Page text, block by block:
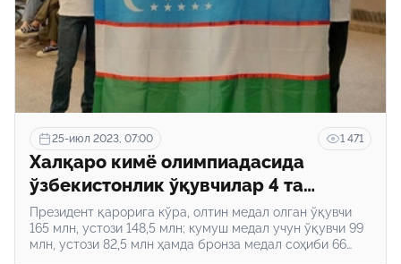
25-июл 2023, 07:00 1 471
Халқаро кимё олимпиадасида
ўзбекистонлик ўқувчилар 4 та
медални қўлга киритишди
Президент қарорига кўра, олтин медал олган ўқувчи
165 млн, устози 148,5 млн; кумуш медал учун ўқувчи 99
млн, устози 82,5 млн ҳамда бронза медал соҳиби 66